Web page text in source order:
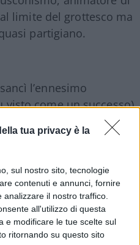
tua privacy è la
sul nostro sito, tecnologie
contenuti e annunci, fornire
il nostro traffico.
all'utilizzo di questa
e modificare le tue scelte sul
ritornando su questo sito
al limite del grottesco ma
partigiano.
l’ennesimo
come un successo)
un mese prima il
ve ne fosse
utilizzare l’arma più
contro il politico di
il colpo della
uscendo indenne e
stato un assist